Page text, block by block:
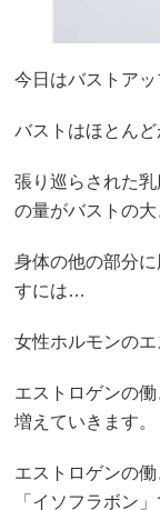
今日はバストア
バストはほとんど
張り巡らされた
の量がバストの大
身体の他の部分
すには…
女性ホルモンの
エストロゲンの
増えていきます。
エストロゲンの
「イソフラボン」